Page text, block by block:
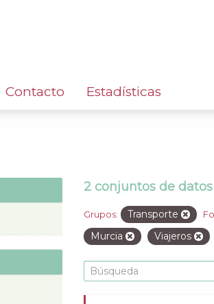
Contacto Estadísticas
2 conjuntos de
Grupos: Transporte
Murcia
Viajeros